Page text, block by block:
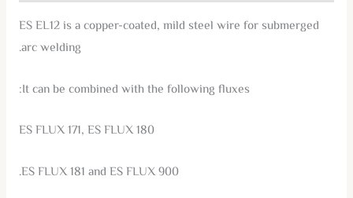
ES EL12 is a copper-coated, mild steel wire for submerged
arc welding.
It can be combined with the following fluxes:
ES FLUX 171, ES FLUX 180
ES FLUX 181 and ES FLUX 900.